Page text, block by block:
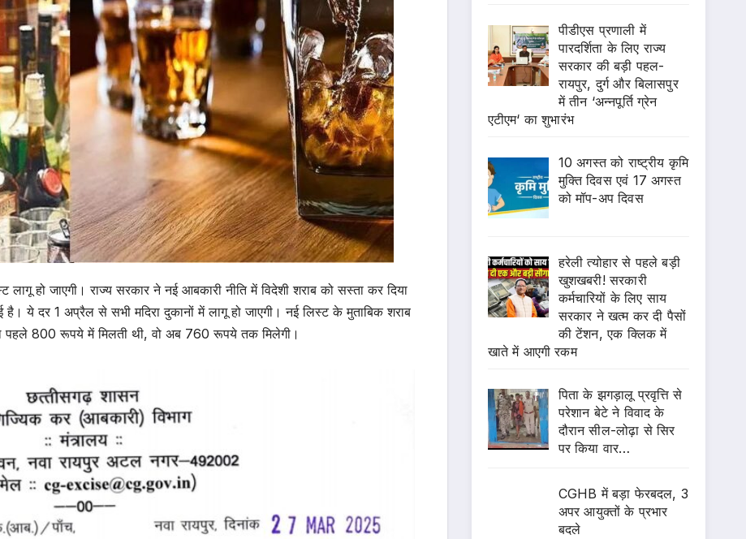
हो जाएगी। राज्य सरकार ने नई आबकारी नीति में विदेशी शराब को सस्ता कर दिया
है। ये दर 1 अप्रैल से सभी मदिरा दुकानों में लागू हो जाएगी। नई लिस्ट के मुताबिक शराब
पहले 800 रूपये में मिलती थी, वो अब 760 रूपये तक मिलेगी।
पीडीएस प्रणाली में
पारदर्शिता के लिए राज्य
सरकार की बड़ी पहल-
रायपुर, दुर्ग और बिलासपुर
में तीन ‘अन्नपूर्ति ग्रेन
एटीएम‘ का शुभारंभ
10 अगस्त को राष्ट्रीय कृमि
मुक्ति दिवस एवं 17 अगस्त
को मॉप-अप दिवस
हरेली त्योहार से पहले बड़ी
खुशखबरी! सरकारी
कर्मचारियों के लिए साय
सरकार ने खत्म कर दी पैसों
की टेंशन, एक क्लिक में
खाते में आएगी रकम
पिता के झगड़ालू प्रवृत्ति से
परेशान बेटे ने विवाद के
दौरान सील-लोढ़ा से सिर
पर किया वार…
CGHB में बड़ा फेरबदल, 3
अपर आयुक्तों के प्रभार
बदले